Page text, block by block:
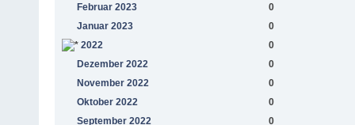
Februar 2023
0
Januar 2023
0
2022
0
Dezember 2022
0
November 2022
0
Oktober 2022
0
September 2022
0